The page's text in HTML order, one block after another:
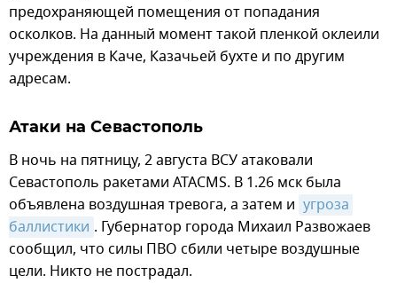
предохраняющей помещения от попадания
осколков. На данный момент такой пленкой оклеили
учреждения в Каче, Казачьей бухте и по другим
адресам.
Атаки на Севастополь
В ночь на пятницу, 2 августа ВСУ атаковали
Севастополь ракетами ATACMS. В 1.26 мск была
объявлена воздушная тревога, а затем и угроза
баллистики . Губернатор города Михаил Развожаев
сообщил, что силы ПВО сбили четыре воздушные
цели. Никто не пострадал.